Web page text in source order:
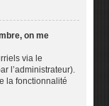
on me
via le
l’administrateur).
la fonctionnalité